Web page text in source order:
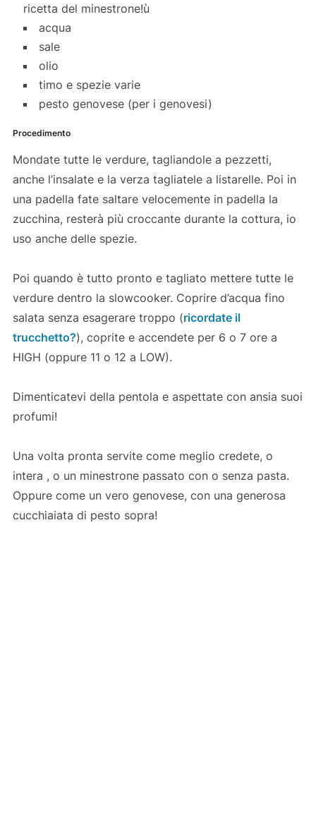
ricetta del minestrone!ù
acqua
sale
olio
timo e spezie varie
pesto genovese (per i genovesi)
Procedimento
Mondate tutte le verdure, tagliandole a pezzetti,
anche l’insalate e la verza tagliatele a listarelle. Poi in
una padella fate saltare velocemente in padella la
zucchina, resterà più croccante durante la cottura, io
uso anche delle spezie.
Poi quando è tutto pronto e tagliato mettere tutte le
verdure dentro la slowcooker. Coprire d’acqua fino
salata senza esagerare troppo (ricordate il
trucchetto?), coprite e accendete per 6 o 7 ore a
HIGH (oppure 11 o 12 a LOW).
Dimenticatevi della pentola e aspettate con ansia suoi
profumi!
Una volta pronta servite come meglio credete, o
intera , o un minestrone passato con o senza pasta.
Oppure come un vero genovese, con una generosa
cucchiaiata di pesto sopra!